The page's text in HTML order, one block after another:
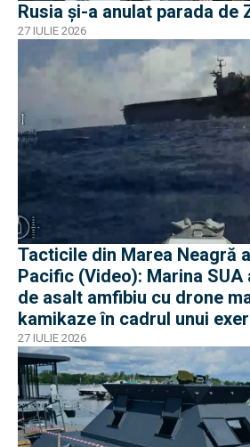
Rusia și-a anulat parada de
27 IULIE 2026
Tacticile din Marea Neagră
Pacific (Video): Marina
de asalt amfibiu cu drone
kamikaze în cadrul unui
27 IULIE 2026